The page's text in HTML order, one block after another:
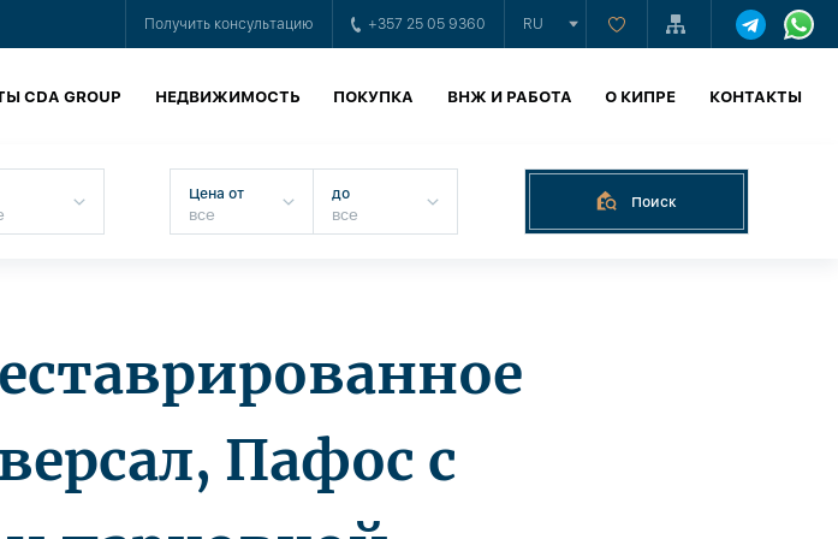
Получить консультацию +357 25 05 9360 RU
CDA GROUP НЕДВИЖИМОСТЬ ПОКУПКА ВНЖ И РАБОТА О КИПРЕ КОНТАКТЫ
Цена от до Поиск
Пафос с